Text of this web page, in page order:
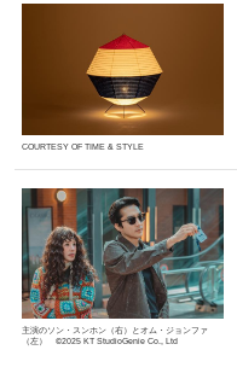
COURTESY OF TIME & STYLE
主演のソン・スンホン（右）とオム・ジョンファ
（左） ©2025 KT StudioGenie Co., Ltd